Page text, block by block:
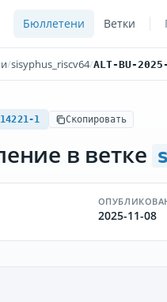
Бюллетени Ветки
/sisyphus_riscv64/ALT-BU-
1 Скопировать
в ветке
2025-11-08